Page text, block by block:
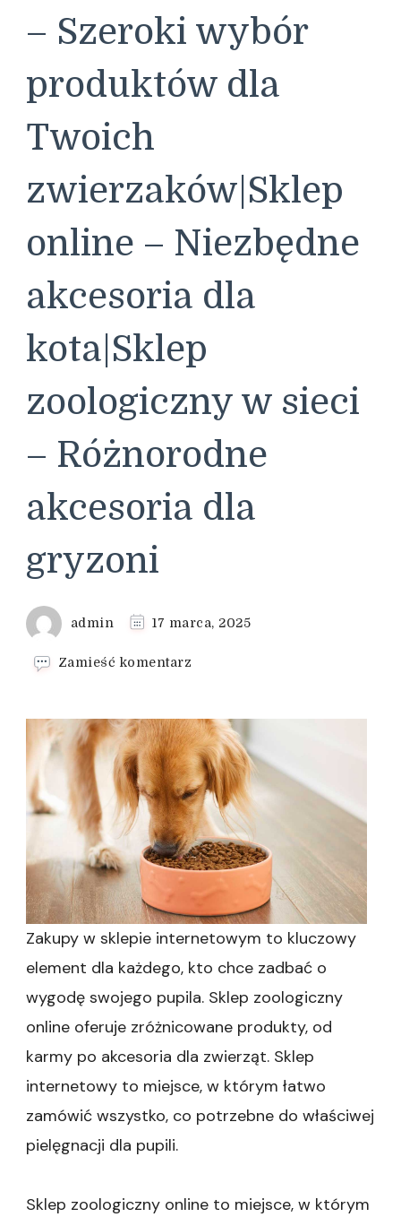
– Szeroki wybór
produktów dla
Twoich
zwierzaków|Sklep
online – Niezbędne
akcesoria dla
kota|Sklep
zoologiczny w sieci
– Różnorodne
akcesoria dla
gryzoni
admin 17 marca, 2025
Zamieść komentarz
zoologiczny
online
–
Wygodny
sposób
na
zakupy
dla
kotów|Czworonogi
najlepsze
produkty
w
zoologicznym
online|Sklep
zoologiczny
w
–
Bogata
w
Zakupy w sklepie internetowym to kluczowy
element dla każdego, kto chce zadbać o
wygodę swojego pupila. Sklep zoologiczny
online oferuje zróżnicowane produkty, od
karmy po akcesoria dla zwierząt. Sklep
internetowy to miejsce, w którym łatwo
zamówić wszystko, co potrzebne do właściwej
pielęgnacji dla pupili.
Sklep zoologiczny online to miejsce, w którym